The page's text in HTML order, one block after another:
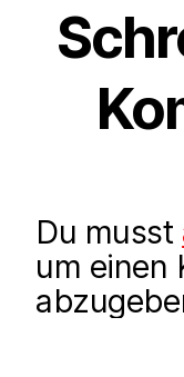
Du musst
um einen